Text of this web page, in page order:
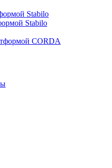
Stabilo
Stabilo
CORDA